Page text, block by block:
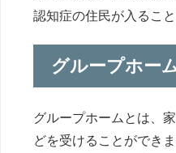
認知症の住民が入るこ
グループホー
グループホームとは、
どを受けることができ